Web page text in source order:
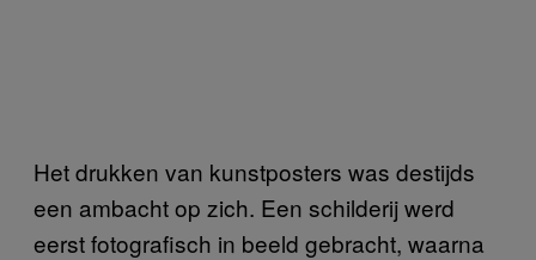
Het drukken van kunstposters was destijds
een ambacht op zich. Een schilderij werd
eerst fotografisch in beeld gebracht, waarna